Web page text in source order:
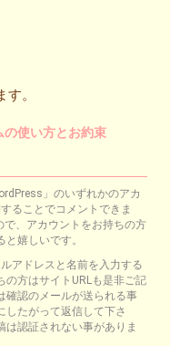
。
の使い方とお約束
」のいずれかのアカ
ることでコメントできま
で、アカウントをお持ちの方
嬉しいです。
アドレスと名前を入力する
の方はサイトURLも是非ご記
確認のメールが送られる事
したがって返信して下さ
は認証されない事がありま